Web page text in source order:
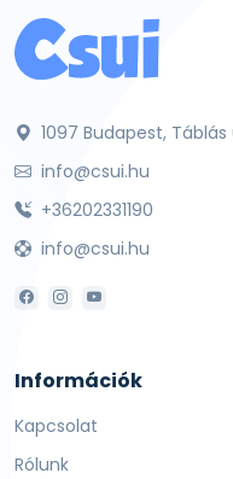
1097 Budapest,
info@csui.hu
+36202331190
info@csui.hu
Információk
Kapcsolat
Rólunk